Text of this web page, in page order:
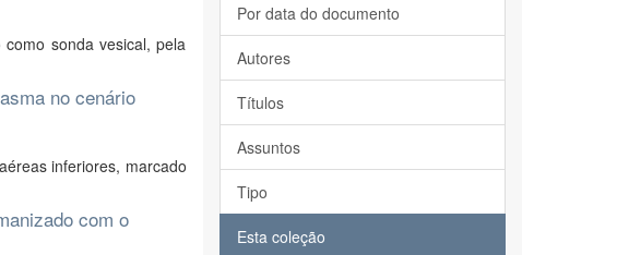
sonda vesical, pela
no cenário
inferiores, marcado
com o
Por data do documento
Autores
Títulos
Assuntos
Tipo
Esta coleção